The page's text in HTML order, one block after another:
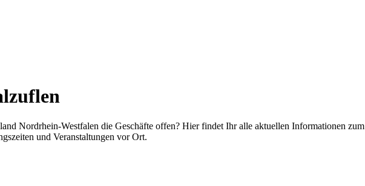
Nordrhein-Westfalen die Geschäfte offen? Hier findet Ihr alle aktuellen Informationen zum
und Veranstaltungen vor Ort.